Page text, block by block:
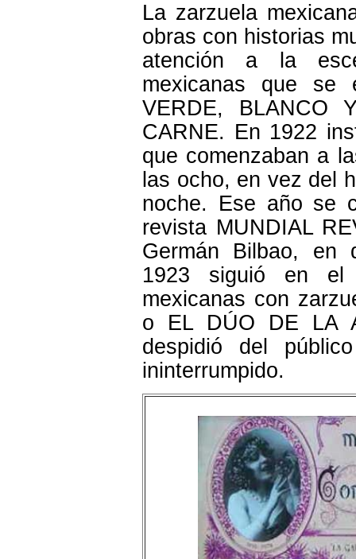
La zarzuela
obras con historias
atención a la
mexicanas que se
VERDE, BLANCO
CARNE. En 1922
que comenzaban a
las ocho, en vez del
noche. Ese año se
revista MUNDIAL
Germán Bilbao, en
1923 siguió en el
mexicanas con
o EL DÚO DE LA
despidió del
ininterrumpido.